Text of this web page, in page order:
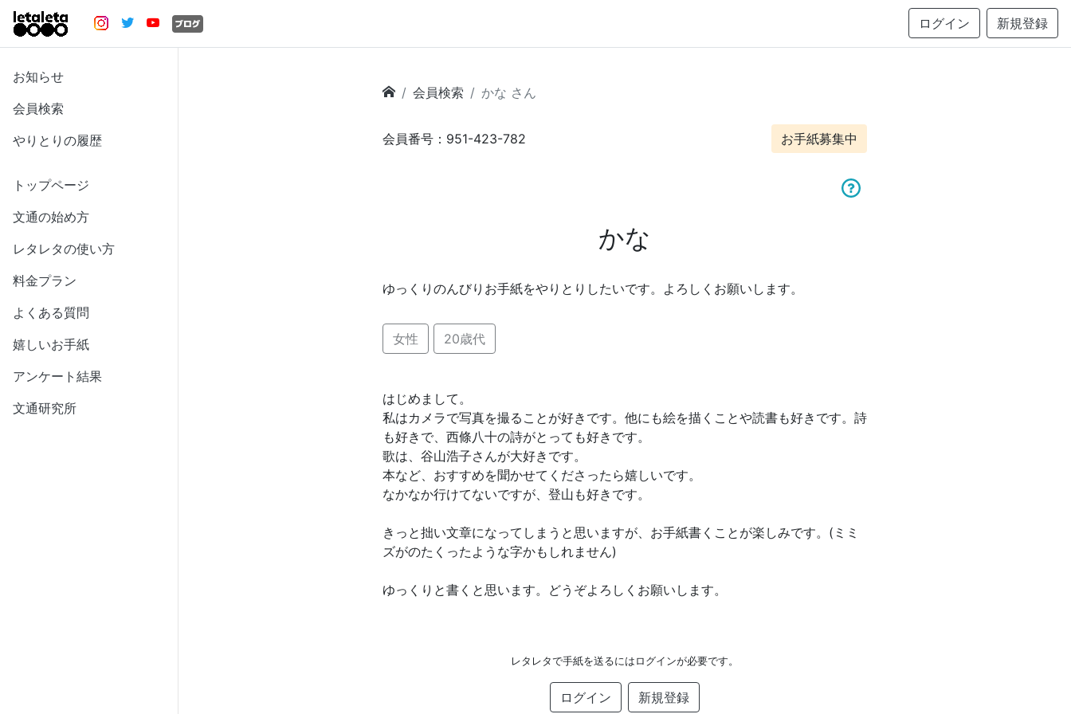
ログイン 新規登録
お知らせ
会員検索
やりとりの履歴
トップページ
文通の始め方
レタレタの使い方
料金プラン
よくある質問
嬉しいお手紙
アンケート結果
文通研究所
会員検索 かな さん
会員番号：951-423-782 お手紙募集中
かな
ゆっくりのんびりお手紙をやりとりしたいです。よろしくお願いします。
女性 20歳代
はじめまして。
私はカメラで写真を撮ることが好きです。他にも絵を描くことや読書も好きです。詩
も好きで、西條八十の詩がとっても好きです。
歌は、谷山浩子さんが大好きです。
本など、おすすめを聞かせてくださったら嬉しいです。
なかなか行けてないですが、登山も好きです。
きっと拙い文章になってしまうと思いますが、お手紙書くことが楽しみです。(ミミ
ズがのたくったような字かもしれません)
ゆっくりと書くと思います。どうぞよろしくお願いします。
レタレタで手紙を送るにはログインが必要です。
ログイン 新規登録